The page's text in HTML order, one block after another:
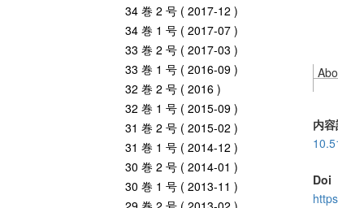
34 巻 2 号 ( 2017-12 )
34 巻 1 号 ( 2017-07 )
33 巻 2 号 ( 2017-03 )
33 巻 1 号 ( 2016-09 )
32 巻 2 号 ( 2016 )
32 巻 1 号 ( 2015-09 )
31 巻 2 号 ( 2015-02 )
31 巻 1 号 ( 2014-12 )
30 巻 2 号 ( 2014-01 )
30 巻 1 号 ( 2013-11 )
内
Doi